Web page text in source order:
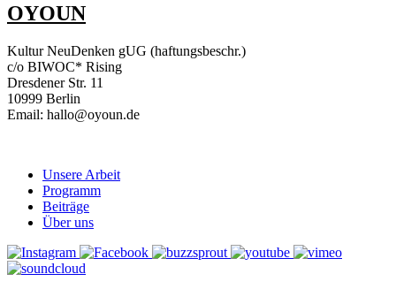
OYOUN
Kultur NeuDenken gUG (haftungsbeschr.)
c/o BIWOC* Rising
Dresdener Str. 11
10999 Berlin
Email: hallo@oyoun.de
Unsere Arbeit
Programm
Beiträge
Über uns